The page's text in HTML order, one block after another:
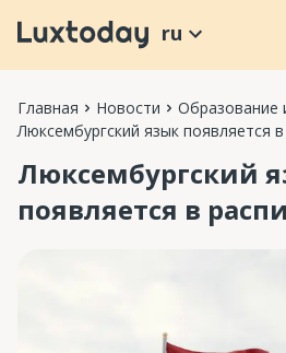
ru
Главная Новости
Образование
Люксембургский язык появляется
Люксембургский
появляется в